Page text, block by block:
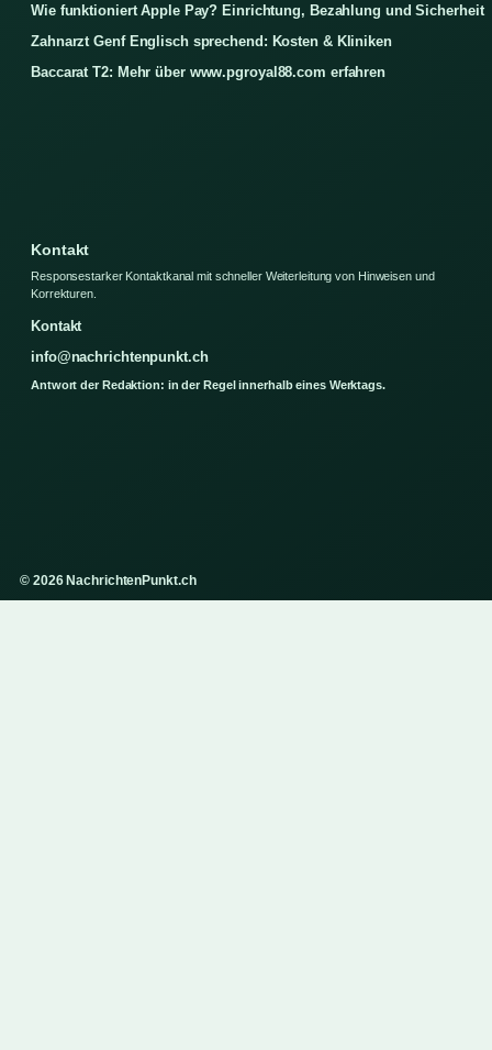
Wie funktioniert Apple Pay? Einrichtung, Bezahlung und Sicherheit
Zahnarzt Genf Englisch sprechend: Kosten & Kliniken
Baccarat T2: Mehr über www.pgroyal88.com erfahren
Kontakt
Responsestarker Kontaktkanal mit schneller Weiterleitung von Hinweisen und
Korrekturen.
Kontakt
info@nachrichtenpunkt.ch
Antwort der Redaktion: in der Regel innerhalb eines Werktags.
© 2026 NachrichtenPunkt.ch